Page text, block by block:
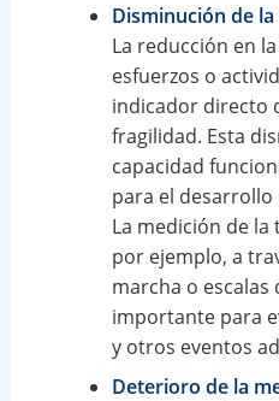
Disminución de
La reducción en
esfuerzos o
indicador directo
fragilidad. Esta
capacidad
para el desarrollo
La medición de la
por ejemplo, a
marcha o escalas
importante para
y otros eventos
Deterioro de la